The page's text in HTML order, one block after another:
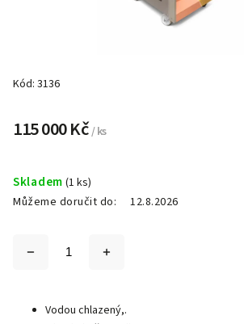
Kód: 3136
115 000 Kč/ ks
Skladem (1 ks)
Můžeme doručit do:
12.8.2026
Vodou chlazený,.